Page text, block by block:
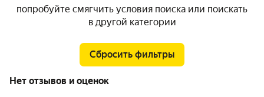
попробуйте смягчить условия поиска или поискать
в другой категории
Сбросить фильтры
Нет отзывов и оценок